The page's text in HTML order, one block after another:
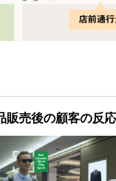
販売後の顧客の反